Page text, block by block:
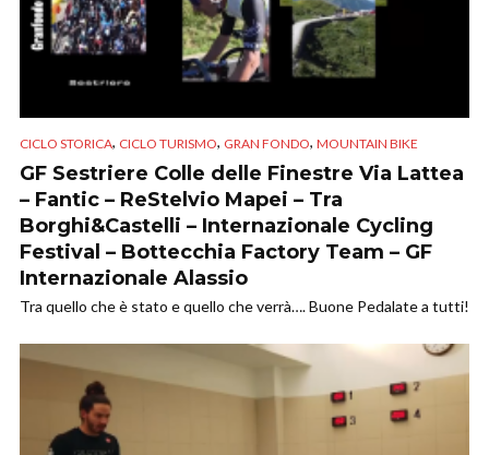
CICLO STORICA, CICLO TURISMO, GRAN FONDO, MOUNTAIN BIKE
GF Sestriere Colle delle Finestre Via Lattea
– Fantic – ReStelvio Mapei – Tra
Borghi&Castelli – Internazionale Cycling
Festival – Bottecchia Factory Team – GF
Internazionale Alassio
Tra quello che è stato e quello che verrà…. Buone Pedalate a tutti!